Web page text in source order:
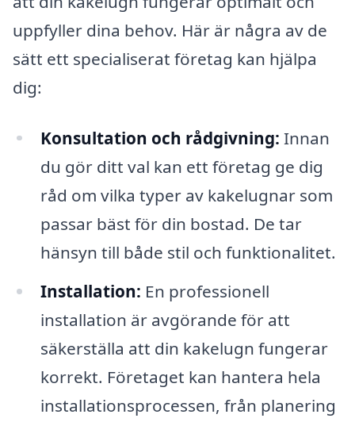
uppfyller dina behov. Här är några av de
sätt ett specialiserat företag kan hjälpa
dig:
Konsultation och rådgivning: Innan
du gör ditt val kan ett företag ge dig
råd om vilka typer av kakelugnar som
passar bäst för din bostad. De tar
hänsyn till både stil och funktionalitet.
Installation: En professionell
installation är avgörande för att
säkerställa att din kakelugn fungerar
korrekt. Företaget kan hantera hela
installationsprocessen, från planering